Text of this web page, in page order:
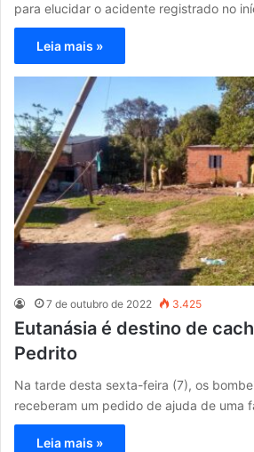
para elucidar o acidente registrado no
Leia mais »
7 de outubro de 2022 3.425
Eutanásia é destino de
Pedrito
Na tarde desta sexta-feira (7), os
receberam um pedido de ajuda de uma
Leia mais »